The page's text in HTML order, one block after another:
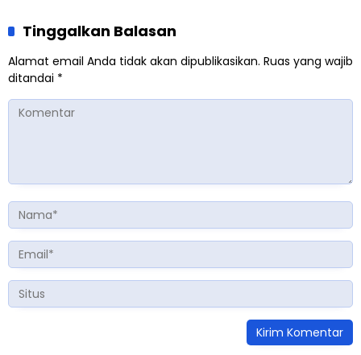
Tinggalkan Balasan
Alamat email Anda tidak akan dipublikasikan. Ruas yang wajib
ditandai *